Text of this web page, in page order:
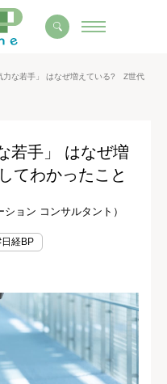
力な若手」 はなぜ増えている? Z世代
若手」 はなぜ増
てわかったこと
ョン コンサルタント）
経BP